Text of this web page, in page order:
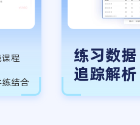
程
练结合
练习数据
追踪解析